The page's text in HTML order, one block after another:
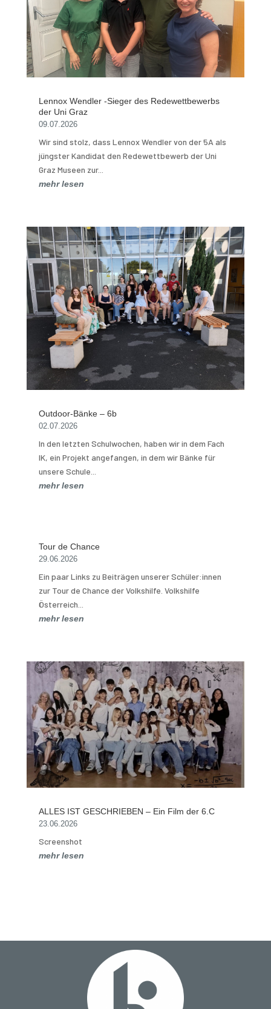
Lennox Wendler -Sieger des Redewettbewerbs
der Uni Graz
09.07.2026
Wir sind stolz, dass Lennox Wendler von der 5A als
jüngster Kandidat den Redewettbewerb der Uni
Graz Museen zur...
mehr lesen
Outdoor-Bänke – 6b
02.07.2026
In den letzten Schulwochen, haben wir in dem Fach
IK, ein Projekt angefangen, in dem wir Bänke für
unsere Schule...
mehr lesen
Tour de Chance
29.06.2026
Ein paar Links zu Beiträgen unserer Schüler:innen
zur Tour de Chance der Volkshilfe. Volkshilfe
Österreich...
mehr lesen
ALLES IST GESCHRIEBEN – Ein Film der 6.C
23.06.2026
Screenshot
mehr lesen